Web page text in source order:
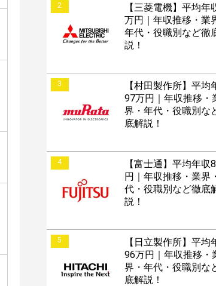
2
【三菱電機】平均年
万円｜年収推移・業
年代・役職別など徹
説！
3
【村田製作所】平均
97万円｜年収推移・
界・年代・役職別な
底解説！
4
【富士通】平均年収
円｜年収推移・業界
代・役職別など徹底
説！
5
【日立製作所】平均
96万円｜年収推移・
界・年代・役職別な
底解説！